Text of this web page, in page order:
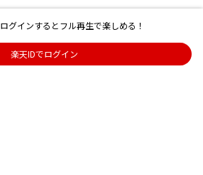
ログインするとフル再生で楽しめる！
楽天IDでログイン